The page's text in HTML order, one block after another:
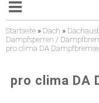
Startseite » Dach »
Dampfsperren /
pro clima DA
pro clima DA